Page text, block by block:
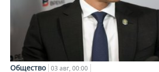
Общество 03 авг, 00:00